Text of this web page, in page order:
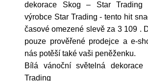
dekorace Skog – Star Trading
výrobce Star Trading - tento hit
časové omezené slevě za 3 109 .
pouze prověřené prodejce a e-
nás potěší také vaši peněženku.
Bílá vánoční světelná
Trading